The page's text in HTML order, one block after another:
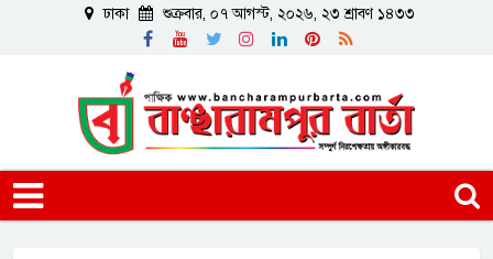
ঢাকা শুক্রবার, ০৭ আগস্ট, ২০২৬, ২৩ শ্রাবণ ১৪৩৩